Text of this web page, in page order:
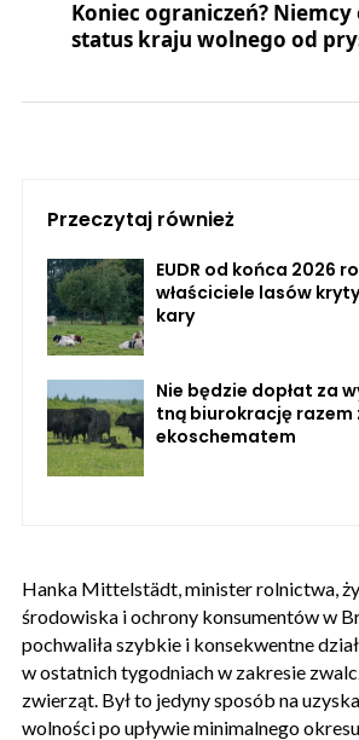
Koniec ograniczeń? Niemcy
status kraju wolnego od
Przeczytaj również
EUDR od końca 2026
właściciele lasów
kary
Nie będzie dopłat za
tną biurokrację razem
ekoschematem
Hanka Mittelstädt, minister rolnictwa,
środowiska i ochrony konsumentów w
pochwaliła szybkie i konsekwentne
w ostatnich tygodniach w zakresie
zwierząt. Był to jedyny sposób na
wolności po upływie minimalnego